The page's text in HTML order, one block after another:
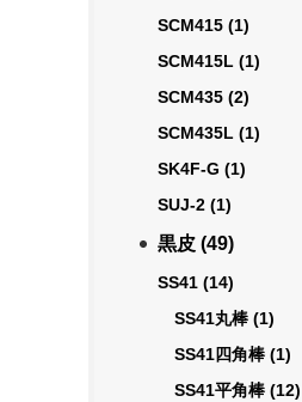
SCM415 (1)
SCM415L (1)
SCM435 (2)
SCM435L (1)
SK4F-G (1)
SUJ-2 (1)
黒皮 (49)
SS41 (14)
SS41丸棒 (1)
SS41四角棒 (1)
SS41平角棒 (12)